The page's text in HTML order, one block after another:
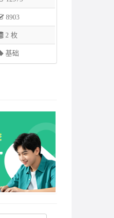
8903
2 枚
基础